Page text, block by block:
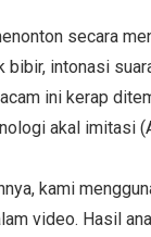
secara
bibir, intonasi
ini kerap
akal imitasi
kami
video. Hasil